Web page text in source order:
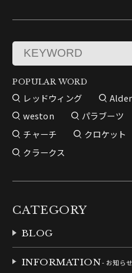
POPULAR WORD
レッドウィング
weston
パラブーツ
チャーチ
クロケット
クラークス
CATEGORY
BLOG
INFORMATION- お知らせ